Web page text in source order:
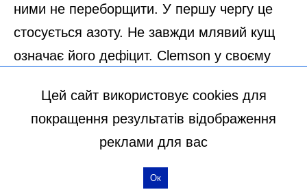
Цей сайт використовує cookies для
покращення результатів відображення
реклами для вас
Ок